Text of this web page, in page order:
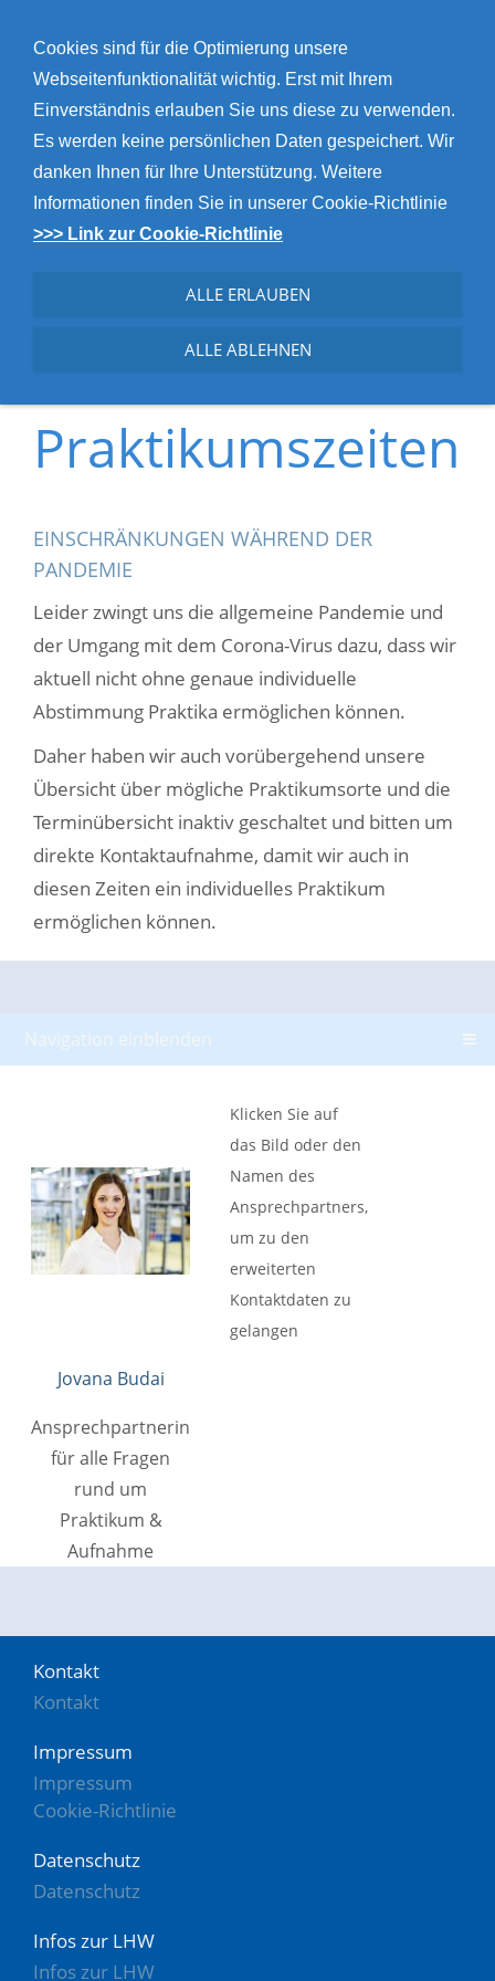
Praktikumsorte
Praktikumszeiten
EINSCHRÄNKUNGEN WÄHREND DER
PANDEMIE
Leider zwingt uns die allgemeine Pandemie und
der Umgang mit dem Corona-Virus dazu, dass wir
aktuell nicht ohne genaue individuelle
Abstimmung Praktika ermöglichen können.
Daher haben wir auch vorübergehend unsere
Übersicht über mögliche Praktikumsorte und die
Terminübersicht inaktiv geschaltet und bitten um
direkte Kontaktaufnahme, damit wir auch in
diesen Zeiten ein individuelles Praktikum
ermöglichen können.
Kontakt
Kontakt
Impressum
Impressum
Cookie-Richtlinie
Datenschutz
Datenschutz
Infos zur LHW
Infos zur LHW
Cookies sind für die Optimierung unsere
Webseitenfunktionalität wichtig. Erst mit Ihrem
Einverständnis erlauben Sie uns diese zu verwenden.
Es werden keine persönlichen Daten gespeichert. Wir
danken Ihnen für Ihre Unterstützung. Weitere
Informationen finden Sie in unserer Cookie-Richtlinie
>>> Link zur Cookie-Richtlinie
ALLE ERLAUBEN
ALLE ABLEHNEN